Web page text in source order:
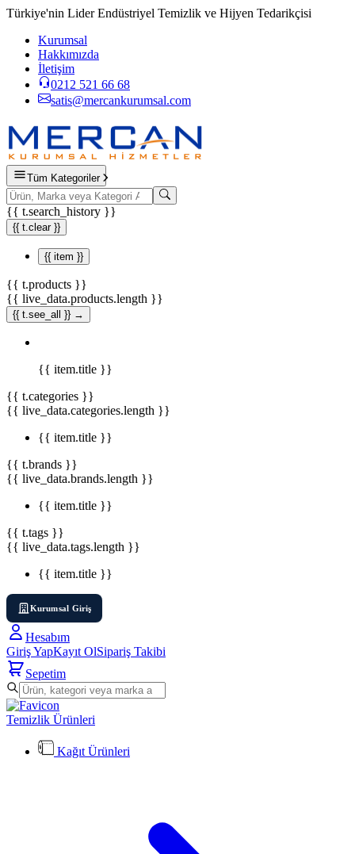
Türkiye'nin Lider Endüstriyel Temizlik ve Hijyen Tedarikçisi
Kurumsal
Hakkımızda
İletişim
0212 521 66 68
satis@mercankurumsal.com
Tüm Kategoriler
{{ t.search_history }}
{{ t.clear }}
{{ item }}
{{ t.products }}
{{ live_data.products.length }}
{{ t.see_all }} →
{{ item.title }}
{{ t.categories }}
{{ live_data.categories.length }}
{{ item.title }}
{{ t.brands }}
{{ live_data.brands.length }}
{{ item.title }}
{{ t.tags }}
{{ live_data.tags.length }}
{{ item.title }}
Kurumsal Giriş
Hesabım
Giriş YapKayıt OlSipariş Takibi
Sepetim
Temizlik Ürünleri
Kağıt Ürünleri